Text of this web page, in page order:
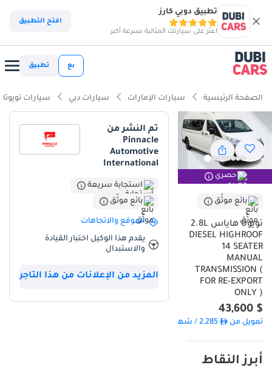
تطبيق دوبي كارز
اعثر على سيارتك المثالية بسرعة أكبر
افتح التطبيق
بع تطبيق
الصفحة الرئيسية سيارات الإمارات سيارات دبي سيارات تويوتا
حصري
بائع موثّق
تويوتا هاياس 2.8L
DIESEL HIGHROOF
14 SEATER
MANUAL
TRANSMISSION (
FOR RE-EXPORT
ONLY )
$ 43,600
تمويل من 2,285/ شهر
أبرز النقاط
تم النشر من
Pinnacle
Automotive
International
استجابة سريعة
بائع موثّق
الموقع والاتجاهات
يقدم هذا الوكيل اختبار القيادة
والاستبدال
المزيد من الإعلانات من هذا التاجر